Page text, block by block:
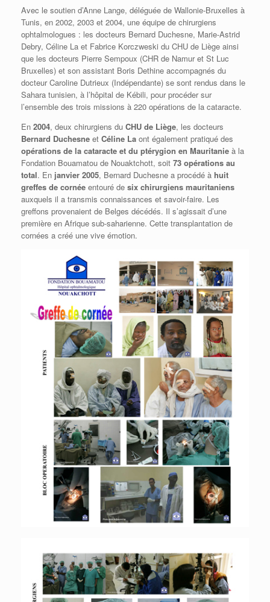
Avec le soutien d’Anne Lange, déléguée de Wallonie-Bruxelles à
Tunis, en 2002, 2003 et 2004, une équipe de chirurgiens
ophtalmologues : les docteurs Bernard Duchesne, Marie-Astrid
Debry, Céline La et Fabrice Korczweski du CHU de Liège ainsi
que les docteurs Pierre Sempoux (CHR de Namur et St Luc
Bruxelles) et son assistant Boris Dethine accompagnés du
docteur Caroline Dutrieux (Indépendante) se sont rendus dans le
Sahara tunisien, à l’hôpital de Kébili, pour procéder sur
l’ensemble des trois missions à 220 opérations de la cataracte.
En 2004, deux chirurgiens du CHU de Liège, les docteurs
Bernard Duchesne et Céline La ont également pratiqué des
opérations de la cataracte et du ptérygion en Mauritanie à la
Fondation Bouamatou de Nouaktchott, soit 73 opérations au
total. En janvier 2005, Bernard Duchesne a procédé à huit
greffes de cornée entouré de six chirurgiens mauritaniens
auxquels il a transmis connaissances et savoir-faire. Les
greffons provenaient de Belges décédés. Il s’agissait d’une
première en Afrique sub-saharienne. Cette transplantation de
cornées a créé une vive émotion.